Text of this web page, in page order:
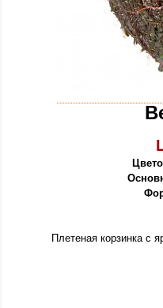
Плетеная корзинка с